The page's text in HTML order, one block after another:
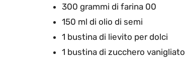
300 grammi di farina 00
150 ml di olio di semi
1 bustina di lievito per dolci
1 bustina di zucchero vanigliato